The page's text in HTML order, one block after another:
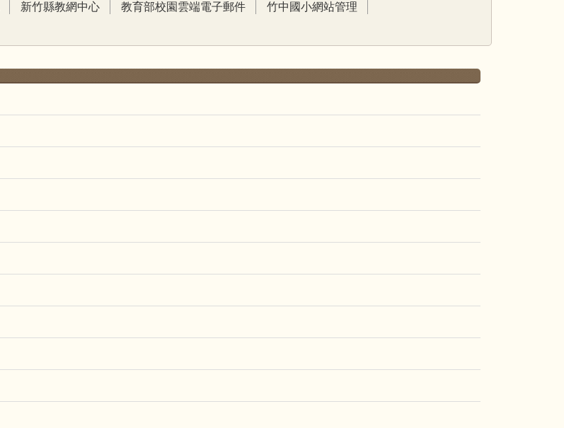
新竹縣教網中心 教育部校園雲端電子郵件 竹中國小網站管理